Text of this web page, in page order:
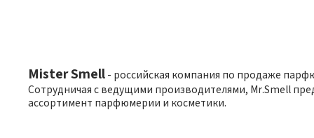
Mister Smell - российская компания по продаже
Сотрудничая с ведущими производителями, Mr.Smell
ассортимент парфюмерии и косметики.